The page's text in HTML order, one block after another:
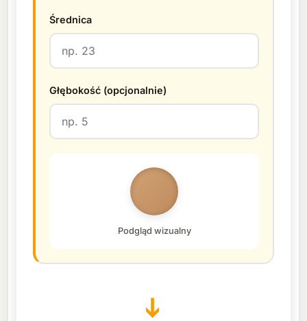
Średnica
Głębokość (opcjonalnie)
Podgląd wizualny
➔